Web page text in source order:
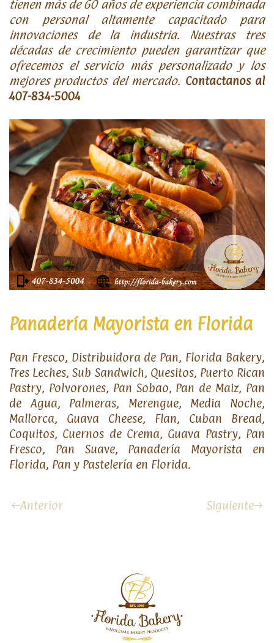
tienen más de 60 años de experiencia combinada
con personal altamente capacitado para
innovaciones de la industria. Nuestras tres
décadas de crecimiento pueden garantizar que
ofrecemos el servicio más personalizado y los
mejores productos del mercado. Contactanos al
407-834-5004
Panadería Mayorista en Florida
Pan Fresco, Distribuidora de Pan, Florida Bakery,
Tres Leches, Sub Sandwich, Quesitos, Puerto Rican
Pastry, Polvorones, Pan Sobao, Pan de Maiz, Pan
de Agua, Palmeras, Merengue, Media Noche,
Mallorca, Guava Cheese, Flan, Cuban Bread,
Coquitos, Cuernos de Crema, Guava Pastry, Pan
Fresco, Pan Suave, Panadería Mayorista en
Florida, Pan y Pastelería en Florida.
Anterior Siguiente